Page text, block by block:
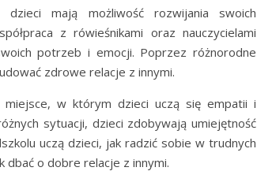
dzieci mają możliwość rozwijania swoich
z rówieśnikami oraz nauczycielami
potrzeb i emocji. Poprzez różnorodne
zdrowe relacje z innymi.
miejsce, w którym dzieci uczą się empatii i
sytuacji, dzieci zdobywają umiejętność
uczą dzieci, jak radzić sobie w trudnych
o dobre relacje z innymi.